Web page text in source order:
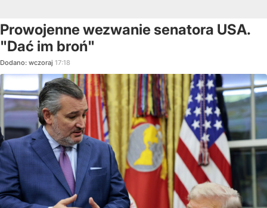
Prowojenne wezwanie senatora USA.
"Dać im broń"
Dodano: wczoraj 17:18